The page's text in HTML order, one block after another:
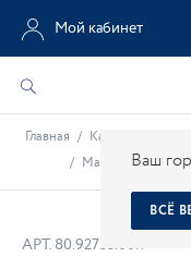
Ваш
ВСЁ
Мой кабинет
Главная / Каталог
/ Масленка
АРТ. 80.92735.00.1